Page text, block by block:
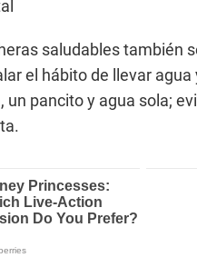
saludables también
el hábito de llevar agua
un pancito y agua sola;